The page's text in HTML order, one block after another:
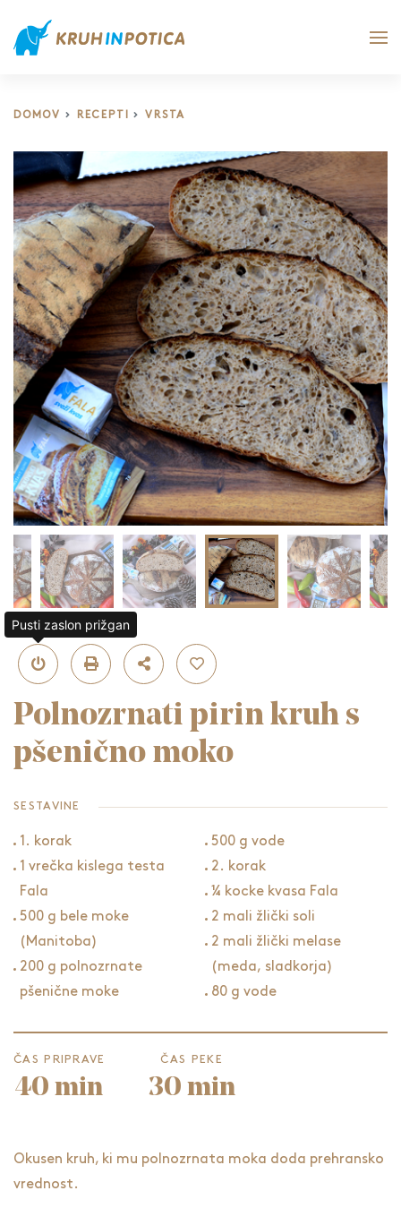
DOMOV RECEPTI VRSTA
Polnozrnati pirin kruh s
pšenično moko
SESTAVINE
1. korak
1 vrečka kislega testa
Fala
500 g bele moke
(Manitoba)
200 g polnozrnate
pšenične moke
500 g vode
2. korak
¼ kocke kvasa Fala
2 mali žlički soli
2 mali žlički melase
(meda, sladkorja)
80 g vode
ČAS PRIPRAVE
40 min
ČAS PEKE
30 min
Okusen kruh, ki mu polnozrnata moka doda prehransko
vrednost.
Pusti zaslon prižgan